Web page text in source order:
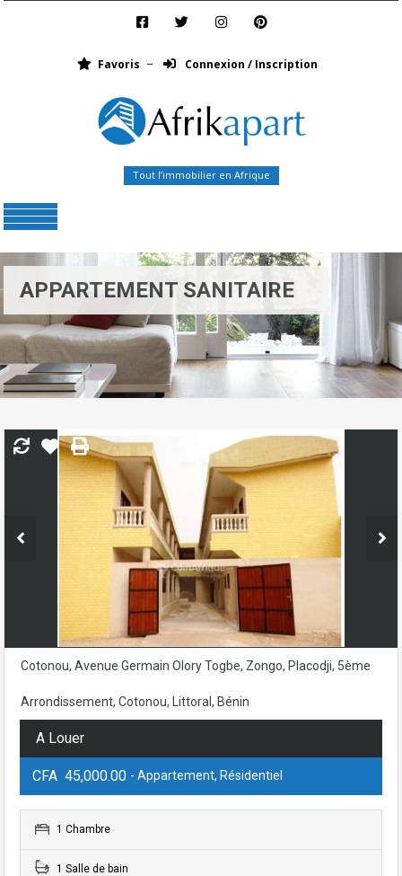
Favoris Connexion / Inscription
Tout l’immobilier en Afrique
APPARTEMENT SANITAIRE
Cotonou, Avenue Germain Olory Togbe, Zongo, Placodji, 5ème
Arrondissement, Cotonou, Littoral, Bénin
A Louer
CFA 45,000.00 - Appartement, Résidentiel
1 Chambre
1 Salle de bain